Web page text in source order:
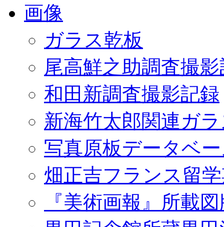
画像
ガラス乾板
尾高鮮之助調査撮
和田新調査撮影記録
新海竹太郎関連ガ
写真原板データベ
畑正吉フランス留
『美術画報』所載